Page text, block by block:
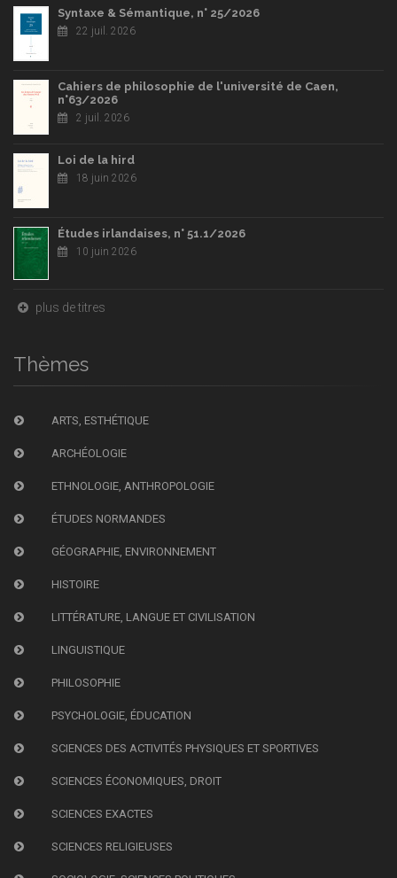
Syntaxe & Sémantique, n° 25/2026
22 juil. 2026
Cahiers de philosophie de l'université de Caen,
n°63/2026
2 juil. 2026
Loi de la hird
18 juin 2026
Études irlandaises, n° 51.1/2026
10 juin 2026
plus de titres
Thèmes
ARTS, ESTHÉTIQUE
ARCHÉOLOGIE
ETHNOLOGIE, ANTHROPOLOGIE
ÉTUDES NORMANDES
GÉOGRAPHIE, ENVIRONNEMENT
HISTOIRE
LITTÉRATURE, LANGUE ET CIVILISATION
LINGUISTIQUE
PHILOSOPHIE
PSYCHOLOGIE, ÉDUCATION
SCIENCES DES ACTIVITÉS PHYSIQUES ET SPORTIVES
SCIENCES ÉCONOMIQUES, DROIT
SCIENCES EXACTES
SCIENCES RELIGIEUSES